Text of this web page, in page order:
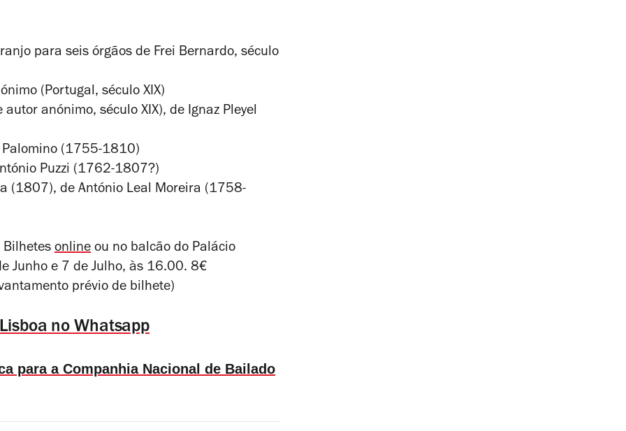
para seis órgãos de Frei Bernardo, século
(Portugal, século XIX)
anónimo, século XIX), de Ignaz Pleyel
Palomino (1755-1810)
Puzzi (1762-1807?)
(1807), de António Leal Moreira (1758-
Bilhetes online ou no balcão do Palácio
Junho e 7 de Julho, às 16.00. 8€
prévio de bilhete)
no Whatsapp
para a Companhia Nacional de Bailado